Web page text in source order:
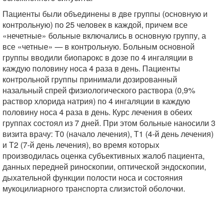
Пациенты были объединены в две группы (основную и
контрольную) по 25 человек в каждой, причем все
«нечетные» больные включались в основную группу, а
все «четные» — в контрольную. Больным основной
группы вводили биопарокс в дозе по 4 ингаляции в
каждую половину носа 4 раза в день. Пациенты
контрольной группы принимали дозированный
назальный спрей физиологического раствора (0,9%
раствор хлорида натрия) по 4 ингаляции в каждую
половину носа 4 раза в день. Курс лечения в обеих
группах состоял из 7 дней. При этом больные наносили 3
визита врачу: Т0 (начало лечения), Т1 (4-й день лечения)
и Т2 (7-й день лечения), во время которых
производилась оценка субъективных жалоб пациента,
данных передней риноскопии, оптической эндоскопии,
дыхательной функции полости носа и состояния
мукоцилиарного транспорта слизистой оболочки.